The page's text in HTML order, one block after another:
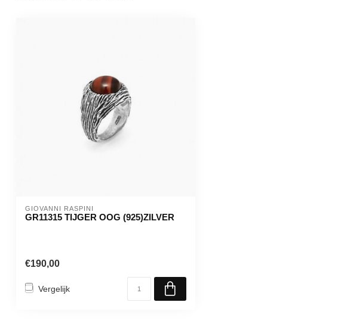
GIOVANNI RASPINI
GR11315 TIJGER OOG (925)ZILVER
€190,00
Vergelijk